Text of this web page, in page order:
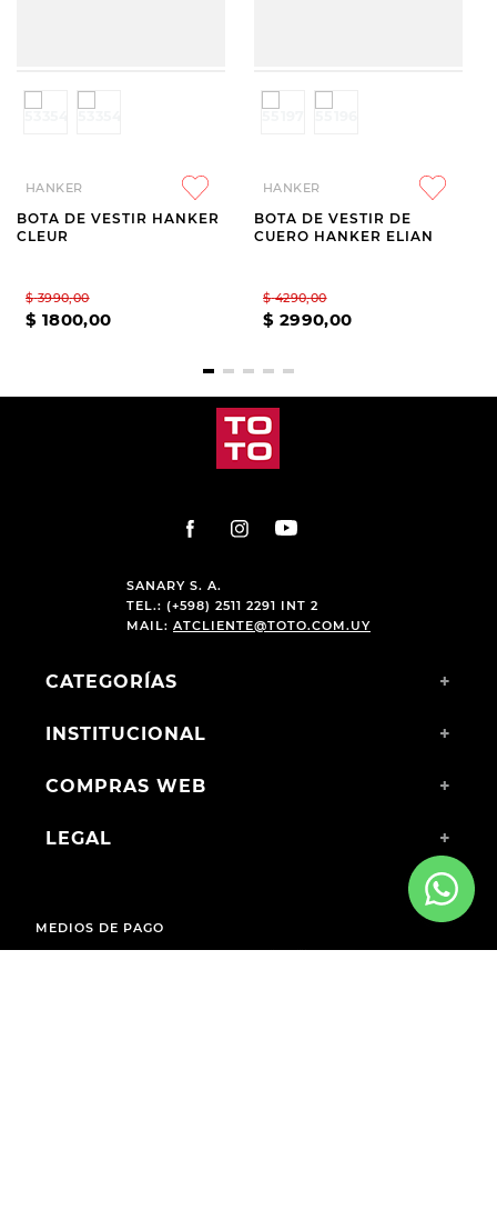
HANKER
BOTA DE VESTIR HANKER
CLEUR
$ 3990,00
$ 1800,00
HANKER
BOTA DE VESTIR DE
CUERO HANKER ELIAN
$ 4290,00
$ 2990,00
SANARY S. A.
TEL.: (+598) 2511 2291 INT 2
MAIL: ATCLIENTE@TOTO.COM.UY
CATEGORÍAS +
INSTITUCIONAL +
COMPRAS WEB +
LEGAL +
MEDIOS DE PAGO